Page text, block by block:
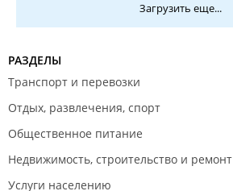
Загрузить еще...
РАЗДЕЛЫ
Транспорт и перевозки
Отдых, развлечения, спорт
Общественное питание
Недвижимость, строительство и ремонт
Услуги населению